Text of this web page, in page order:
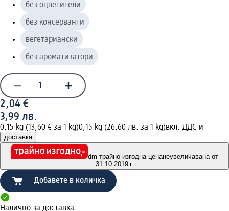
без оцветители
без консерванти
вегетариански
без ароматизатори
2,04 €
3,99 лв.
0,15 kg (13,60 € за 1 kg)0,15 kg (26,60 лв. за 1 kg)вкл. ДДС и
доставка
dm трайно изгодна ценанеувеличавана от
31.10.2019 г.
Добавете в количка
Налично за доставка